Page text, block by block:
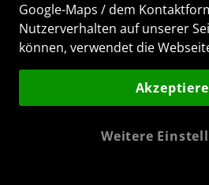
es uns zur Aufgabe
Google-Maps / dem
Nutzerverhalten auf unserer
können, verwendet die
Weitere